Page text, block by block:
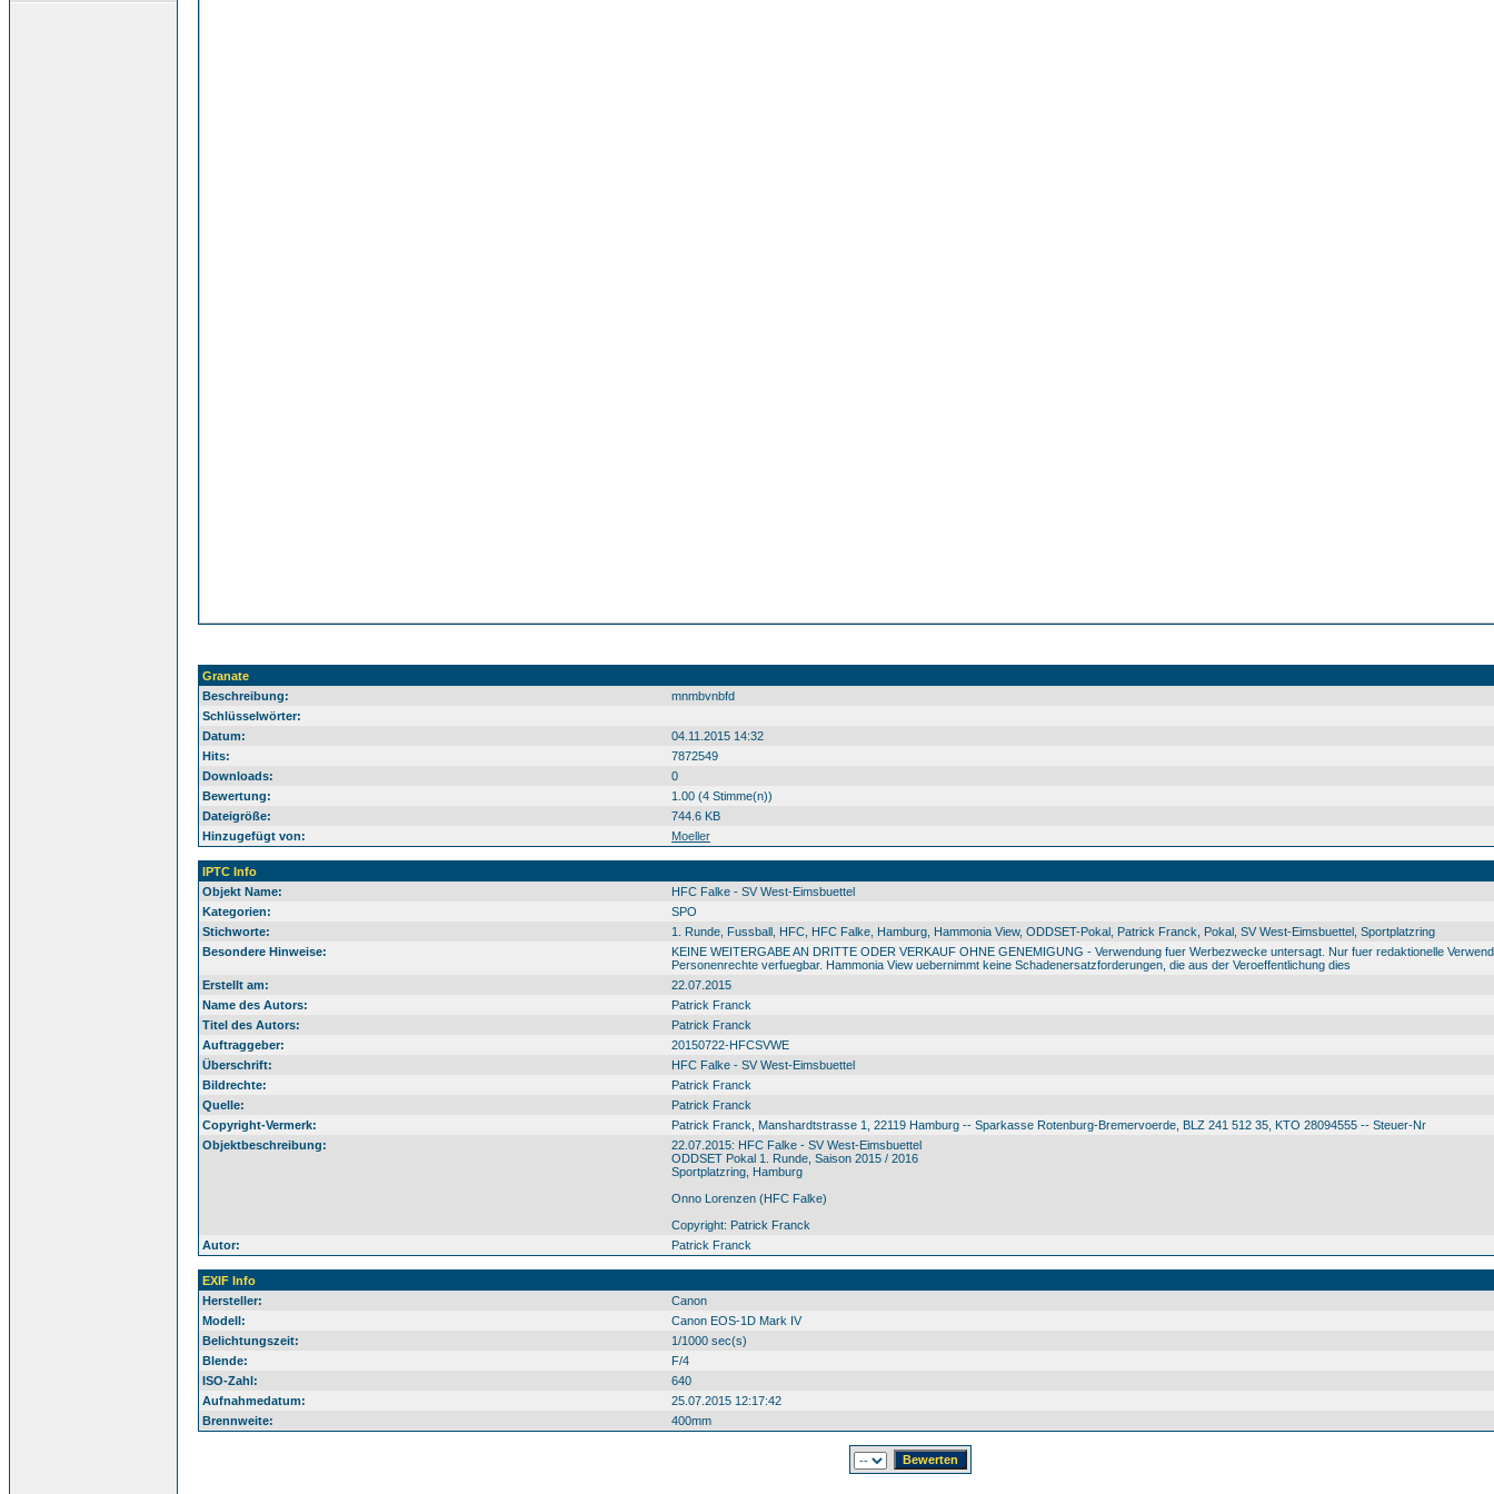
Granate
Beschreibung:
mnmbvnbfd
Schlüsselwörter:
Datum:
04.11.2015 14:32
Hits:
7872549
Downloads:
0
Bewertung:
1.00 (4 Stimme(n))
Dateigröße:
744.6 KB
Hinzugefügt von:
Moeller
IPTC Info
Objekt Name:
HFC Falke - SV West-Eimsbuettel
Kategorien:
SPO
Stichworte:
1. Runde, Fussball, HFC, HFC Falke, Hamburg, Hammonia View, ODDSET-Pokal, Patrick Franck, Pokal, SV West-Eimsbuettel, Sportplatzring
Besondere Hinweise:
KEINE WEITERGABE AN DRITTE ODER VERKAUF OHNE GENEMIGUNG - Verwendung fuer Werbezwecke untersagt. Nur fuer redaktionelle
Personenrechte verfuegbar. Hammonia View uebernimmt keine Schadenersatzforderungen, die aus der Veroeffentlichung dies
Erstellt am:
22.07.2015
Name des Autors:
Patrick Franck
Titel des Autors:
Patrick Franck
Auftraggeber:
20150722-HFCSVWE
Überschrift:
HFC Falke - SV West-Eimsbuettel
Bildrechte:
Patrick Franck
Quelle:
Patrick Franck
Copyright-Vermerk:
Patrick Franck, Manshardtstrasse 1, 22119 Hamburg -- Sparkasse Rotenburg-Bremervoerde, BLZ 241 512 35, KTO 28094555 -- Steuer-Nr
Objektbeschreibung:
22.07.2015: HFC Falke - SV West-Eimsbuettel
ODDSET Pokal 1. Runde, Saison 2015 / 2016
Sportplatzring, Hamburg
Onno Lorenzen (HFC Falke)
Copyright: Patrick Franck
Autor:
Patrick Franck
EXIF Info
Hersteller:
Canon
Modell:
Canon EOS-1D Mark IV
Belichtungszeit:
1/1000 sec(s)
Blende:
F/4
ISO-Zahl:
640
Aufnahmedatum:
25.07.2015 12:17:42
Brennweite:
400mm